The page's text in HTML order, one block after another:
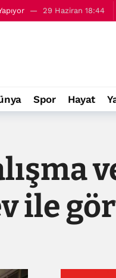
29 Haziran 18:44
Spor Hayat
ile